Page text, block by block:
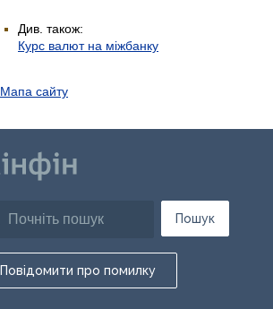
Див. також:
Курс валют на міжбанку
Мапа сайту
Пошук
Повідомити про помилку